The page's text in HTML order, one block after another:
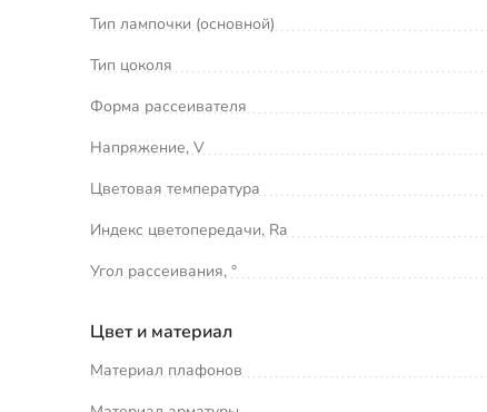
Тип лампочки (основной)
Тип цоколя
Форма рассеивателя
Напряжение, V
Цветовая температура
Индекс цветопередачи, Ra
Угол рассеивания, °
Цвет и материал
Материал плафонов